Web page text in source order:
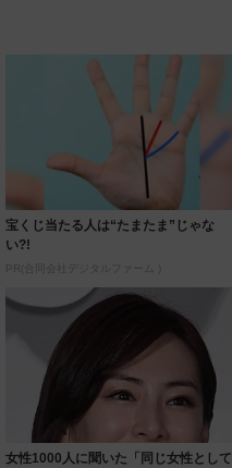
宝くじ当たる人は“たまたま”じゃな
い?!
PR(合同会社デジタルファーム )
女性1000人に聞いた「同じ女性として